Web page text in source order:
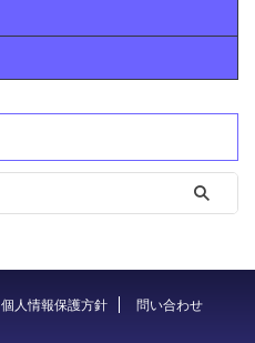
個人情報保護方針 問い合わせ